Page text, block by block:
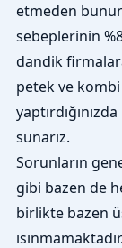
etmeden
sebeplerinin
dandik
petek ve
sunarız.
Sorunların
gibi bazen de
birlikte bazen